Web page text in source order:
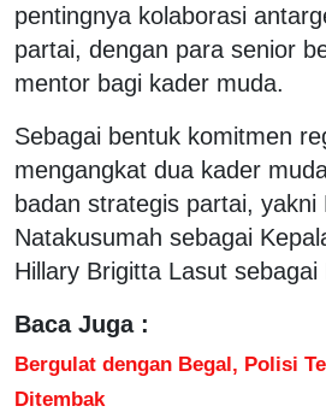
pentingnya kolaborasi
partai, dengan para senior
mentor bagi kader muda.
Sebagai bentuk komitmen
mengangkat dua kader
badan strategis partai, yakni
Natakusumah sebagai
Hillary Brigitta Lasut sebagai
Baca Juga :
Bergulat dengan Begal, Polisi
Ditembak